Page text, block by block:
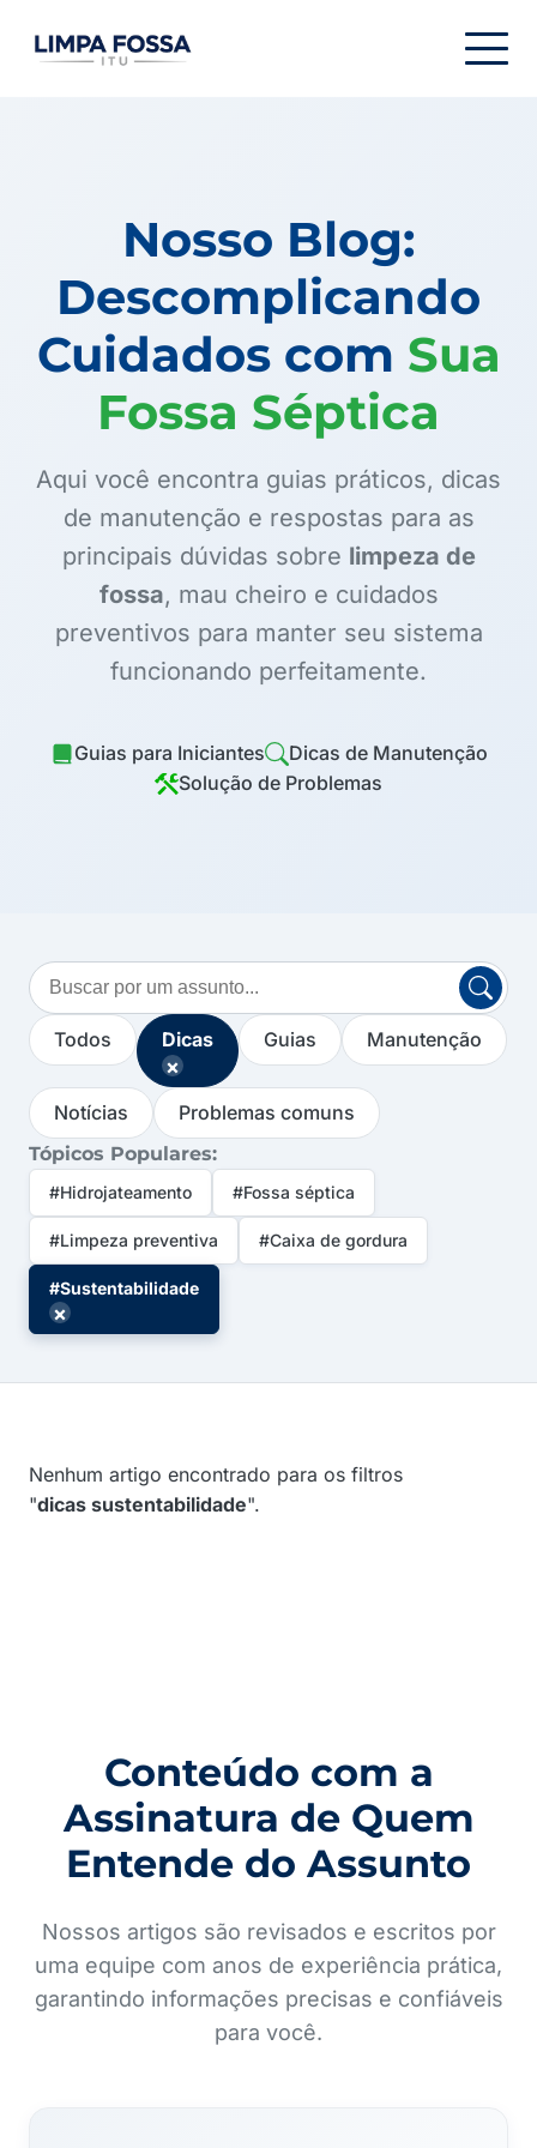
Nosso Blog:
Descomplicando
Cuidados com Sua
Fossa Séptica
Aqui você encontra guias práticos, dicas
de manutenção e respostas para as
principais dúvidas sobre limpeza de
fossa, mau cheiro e cuidados
preventivos para manter seu sistema
funcionando perfeitamente.
Guias para Iniciantes
Dicas de Manutenção
Solução de Problemas
Buscar
no
blogTodos Dicas
×
Guias Manutenção
Notícias Problemas comuns
Tópicos Populares:
#Hidrojateamento #Fossa séptica
#Limpeza preventiva #Caixa de gordura
#Sustentabilidade
×
Nenhum artigo encontrado para os filtros
"dicas sustentabilidade".
Conteúdo com a
Assinatura de Quem
Entende do Assunto
Nossos artigos são revisados e escritos por
uma equipe com anos de experiência prática,
garantindo informações precisas e confiáveis
para você.